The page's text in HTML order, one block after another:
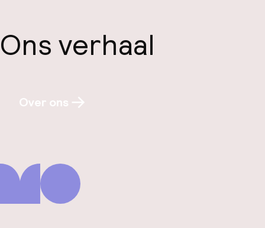
Ons verhaal
Over ons